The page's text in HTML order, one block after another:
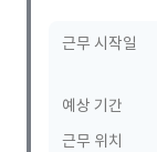
근무 시작일
예상 기간
근무 위치